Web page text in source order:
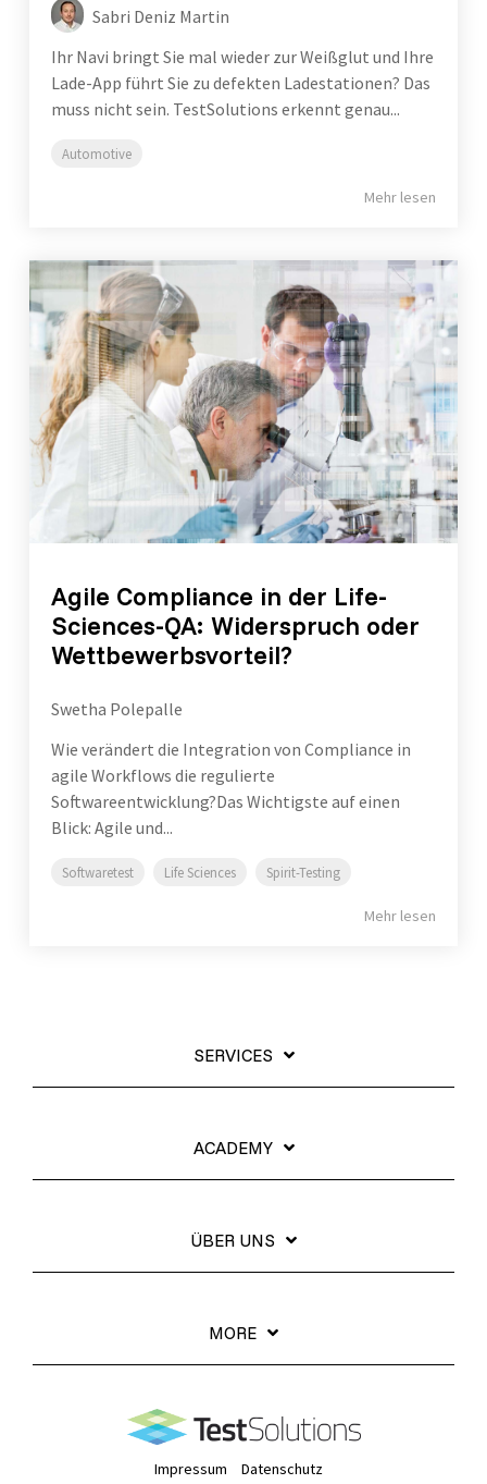
Sabri Deniz Martin
Ihr Navi bringt Sie mal wieder zur Weißglut und Ihre
Lade-App führt Sie zu defekten Ladestationen? Das
muss nicht sein. TestSolutions erkennt genau...
Automotive
Mehr lesen
Agile Compliance in der Life-
Sciences-QA: Widerspruch oder
Wettbewerbsvorteil?
Swetha Polepalle
Wie verändert die Integration von Compliance in
agile Workflows die regulierte
Softwareentwicklung?Das Wichtigste auf einen
Blick: Agile und...
Softwaretest Life Sciences Spirit-Testing
Mehr lesen
SERVICES
ACADEMY
ÜBER UNS
MORE
Impressum Datenschutz